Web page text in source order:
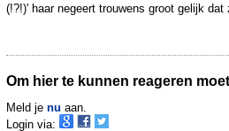
(!?!)' haar negeert trouwens groot gelijk dat
Om hier te kunnen reageren
Meld je nu aan.
Login via: